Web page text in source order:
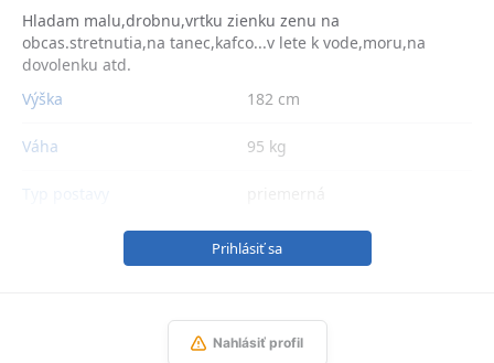
Hladam malu,drobnu,vrtku zienku zenu na
obcas.stretnutia,na tanec,kafco...v lete k vode,moru,na
dovolenku atd.
Výška
182 cm
Váha 95 kg
Prihlásiť sa
Nahlásiť profil